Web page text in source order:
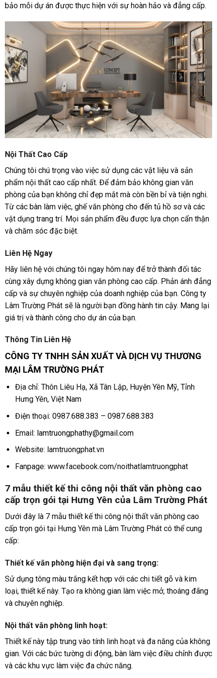
bảo mỗi dự án được thực hiện với sự hoàn hảo và đẳng cấp.
Nội Thất Cao Cấp
Chúng tôi chú trọng vào việc sử dụng các vật liệu và sản
phẩm nội thất cao cấp nhất. Để đảm bảo không gian văn
phòng của bạn không chỉ đẹp mắt mà còn bền bỉ và tiện nghi.
Từ các bàn làm việc, ghế văn phòng cho đến tủ hồ sơ và các
vật dụng trang trí. Mọi sản phẩm đều được lựa chọn cẩn thận
và chăm sóc đặc biệt.
Liên Hệ Ngay
Hãy liên hệ với chúng tôi ngay hôm nay để trở thành đối tác
cùng xây dựng không gian văn phòng cao cấp. Phản ánh đẳng
cấp và sự chuyên nghiệp của doanh nghiệp của bạn. Công ty
Lâm Trường Phát sẽ là người bạn đồng hành tin cậy. Mang lại
giá trị và thành công cho dự án của bạn.
Thông Tin Liên Hệ
CÔNG TY TNHH SẢN XUẤT VÀ DỊCH VỤ THƯƠNG
MẠI LÂM TRƯỜNG PHÁT
Địa chỉ: Thôn Liêu Hạ, Xã Tân Lập, Huyện Yên Mỹ, Tỉnh
Hưng Yên, Việt Nam
Điện thoại: 0987.688.383 – 0987.688.383
Email: lamtruongphathy@gmail.com
Website: lamtruongphat.vn
Fanpage: www.facebook.com/noithatlamtruongphat
7 mẫu thiết kế thi công nội thất văn phòng cao
cấp trọn gói tại Hưng Yên của Lâm Trường Phát
Dưới đây là 7 mẫu thiết kế thi công nội thất văn phòng cao
cấp trọn gói tại Hưng Yên mà Lâm Trường Phát có thể cung
cấp:
Thiết kế văn phòng hiện đại và sang trọng:
Sử dụng tông màu trắng kết hợp với các chi tiết gỗ và kim
loại, thiết kế này. Tạo ra không gian làm việc mở, thoáng đãng
và chuyên nghiệp.
Nội thất văn phòng linh hoạt:
Thiết kế này tập trung vào tính linh hoạt và đa năng của không
gian. Với các bức tường di động, bàn làm việc điều chỉnh được
và các khu vực làm việc đa chức năng.